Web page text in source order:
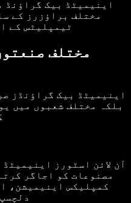
اینیمیٹڈ بیک گراؤنڈ
مختلف براؤزرز کے
ٹیمپلیٹس کے
مختلف
اینیمیٹڈ بیک گراؤنڈز
بلکہ مختلف شعبوں میں
آن لائن اسٹورز
مصنوعات کو اجاگر
کمپلیکس اینیمیشن،